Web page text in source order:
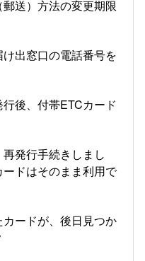
送）方法の変更期限
出窓口の電話番号を
後、付帯ETCカード
発行手続きしまし
ドはそのまま利用で
ードが、後日見つか